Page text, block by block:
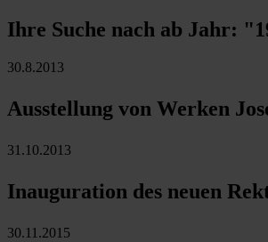
Ihre Suche nach ab Jahr:
30.8.2013
Ausstellung von Werken
31.10.2013
Inauguration des neuen
30.11.2015